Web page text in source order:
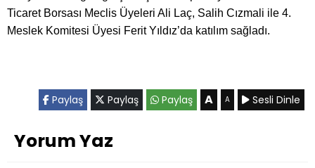
Ticaret Borsası Meclis Üyeleri Ali Laç, Salih Cızmali ile 4.
Meslek Komitesi Üyesi Ferit Yıldız’da katılım sağladı.
Paylaş Paylaş Paylaş A A Sesli Dinle
Yorum Yaz